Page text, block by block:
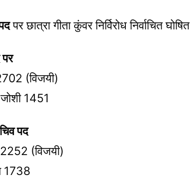
पर छात्रा गीता कुंवर निर्विरोध निर्वाचित घोषित
(विजयी)
1451
पद
(विजयी)
1738